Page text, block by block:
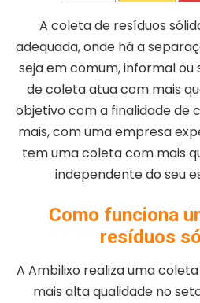
A coleta de resíduos
adequada, onde há a
seja em comum, informal ou
de coleta atua com mais
objetivo com a finalidade de
mais, com uma empresa
tem uma coleta com mais
independente do seu
Como funciona
resíduos
A Ambilixo realiza uma
mais alta qualidade no